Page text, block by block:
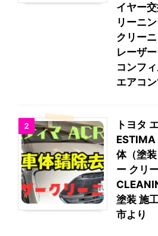
イヤー
リーニ
クリー
レーザ
コンフ
エアコ
2
トヨタ
体（塗
ー クリ
塗装 施
市より